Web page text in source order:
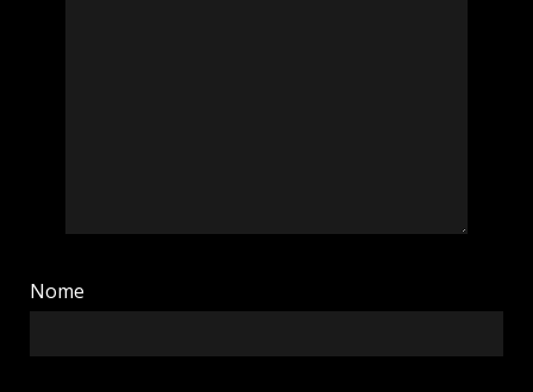
Nome